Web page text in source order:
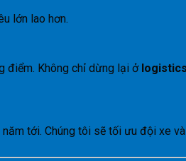
lớn lao hơn.
điểm. Không chỉ dừng lại ở
tới. Chúng tôi sẽ tối ưu đội xe